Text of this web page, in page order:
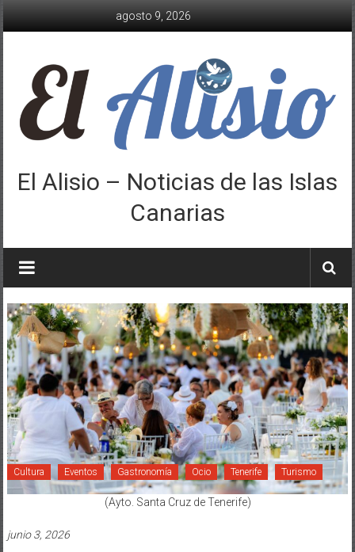
agosto 9, 2026
El Alisio – Noticias de las Islas
Canarias
Cultura Eventos Gastronomía Ocio Tenerife Turismo
(Ayto. Santa Cruz de Tenerife)
junio 3, 2026